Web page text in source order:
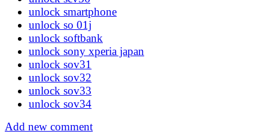
unlock smartphone
unlock so 01j
unlock softbank
unlock sony xperia japan
unlock sov31
unlock sov32
unlock sov33
unlock sov34
Add new comment